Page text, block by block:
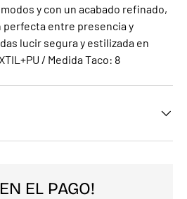
y con un acabado refinado,
entre presencia y
lucir segura y estilizada en
/ Medida Taco: 8
EL PAGO!